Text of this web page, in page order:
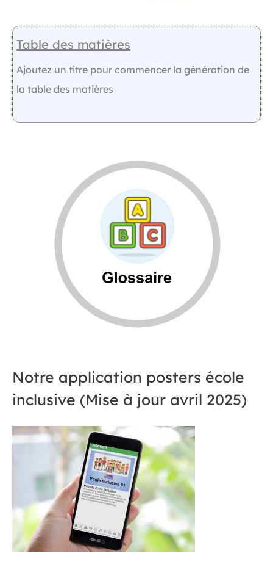
Table des matières
Ajoutez un titre pour commencer la génération de
la table des matières
Notre application posters école
inclusive (Mise à jour avril 2025)